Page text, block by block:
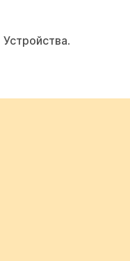
Устройства.